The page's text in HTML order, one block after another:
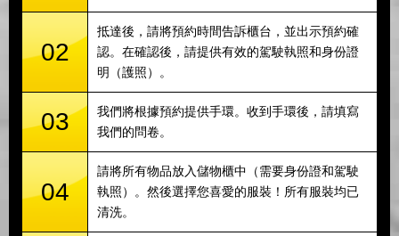
02
抵達後，請將預約時間告訴櫃台，並出示預約確
認。在確認後，請提供有效的駕駛執照和身份證
明（護照）。
03
我們將根據預約提供手環。收到手環後，請填寫
我們的問卷。
04
請將所有物品放入儲物櫃中（需要身份證和駕駛
執照）。然後選擇您喜愛的服裝！所有服裝均已
清洗。